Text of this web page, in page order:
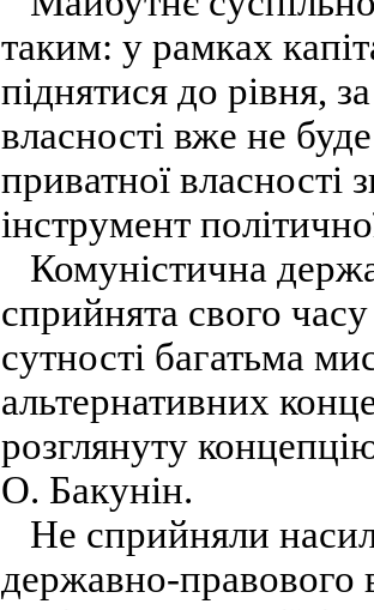
таким: у рамках
піднятися до рівня,
власності вже не
приватної власності
інструмент
Комуністична
сприйнята свого
сутності багатьма
альтернативних
розглянуту
О. Бакунін.
Не сприйняли
державно-правового